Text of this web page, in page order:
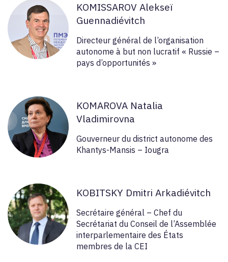
KOMISSAROV Alekseï
Guennadiévitch
Directeur général de l’organisation
autonome à but non lucratif « Russie –
pays d’opportunités »
KOMAROVA Natalia
Vladimirovna
Gouverneur du district autonome des
Khantys-Mansis – Iougra
KOBITSKY Dmitri Arkadiévitch
Secrétaire général – Chef du
Secrétariat du Conseil de l’Assemblée
interparlementaire des États
membres de la CEI